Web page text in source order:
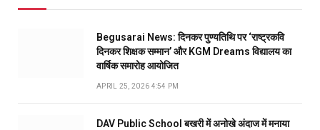
Begusarai News: दिनकर पुण्यतिथि पर ‘राष्ट्रकवि
दिनकर शिक्षक सम्मान’ और KGM Dreams विद्यालय का
वार्षिक समारोह आयोजित
APRIL 25, 2026 4:54 PM
DAV Public School बखरी में अनोखे अंदाज में मनाया